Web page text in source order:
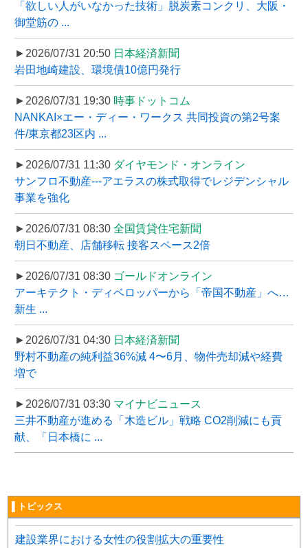
「欲しい人がいなかった技術」脱炭素コンクリ、大阪・
御堂筋の ...
►2026/07/31 20:50 日本経済新聞
岩田地崎建設、環境債10億円発行
►2026/07/31 19:30 時事ドットコム
NANKAI×エー・ディー・ワークス 共同投資の第2号案
件/東京都23区内 ...
►2026/07/31 11:30 ダイヤモンド・オンライン
サンフロ不動産---アエラスの株式取得でレジデンシャル
事業を強化
►2026/07/31 08:30 全国賃貸住宅新聞
朝日不動産、店舗移転 接客スペース2倍
►2026/07/31 08:30 ゴールドオンライン
アーキテクト・ディベロッパーから「帝国不動産」へ…
新生 ...
►2026/07/31 04:30 日本経済新聞
野村不動産の純利益36%減 4〜6月、物件売却減や経費
増で
►2026/07/31 03:30 マイナビニュース
三井不動産が進める「木造ビル」戦略 CO2削減にも貢
献、「日本橋に ...
▌トピックス
建設業界における女性の役割拡大の重要性